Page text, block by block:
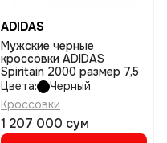
ADIDAS
Мужские черные
кроссовки ADIDAS
Spiritain 2000 размер 7,5
Цвета:
Черный
Кроссовки
1 207 000 сум